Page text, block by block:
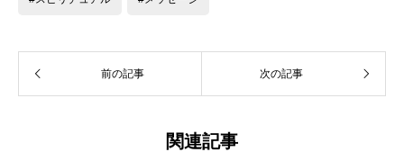
前の記事 次の記事
関連記事